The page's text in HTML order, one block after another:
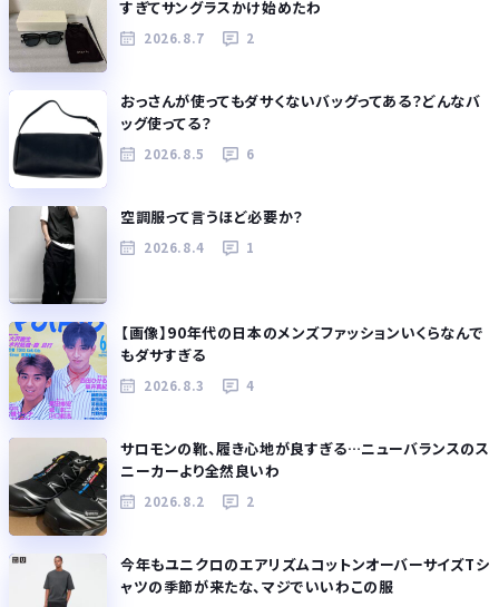
すぎてサングラスかけ始めたわ
2026.8.7 2
おっさんが使ってもダサくないバッグってある？どんなバ
ッグ使ってる？
2026.8.5 6
空調服って言うほど必要か？
2026.8.4 1
【画像】90年代の日本のメンズファッションいくらなんで
もダサすぎる
2026.8.3 4
サロモンの靴、履き心地が良すぎる…ニューバランスのス
ニーカーより全然良いわ
2026.8.2 2
今年もユニクロのエアリズムコットンオーバーサイズTシ
ャツの季節が来たな、マジでいいわこの服